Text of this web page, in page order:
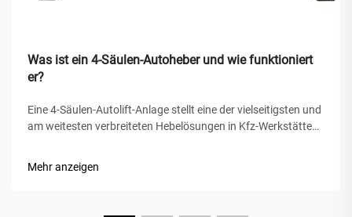
Was ist ein 4-Säulen-Autoheber und wie funktioniert
er?
Eine 4-Säulen-Autolift-Anlage stellt eine der vielseitigsten und
am weitesten verbreiteten Hebelösungen in Kfz-Werkstätten,
Wagenhebern oder Scherenhebern bietet diese mechanische
Mehr anzeigen